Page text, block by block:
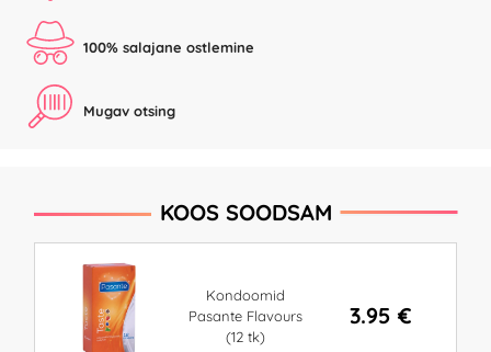
100% salajane ostlemine
Mugav otsing
KOOS SOODSAM
Kondoomid
Pasante Flavours
(12 tk)
3.95 €